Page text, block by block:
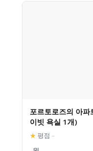
포르토로즈의 아
이빗 욕실 1개)
★ 평점 –